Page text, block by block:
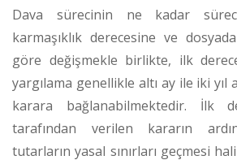
Dava sürecinin ne kadar
karmaşıklık derecesine ve
göre değişmekle birlikte, ilk
yargılama genellikle altı ay ile iki yıl
karara bağlanabilmektedir. İlk
tarafından verilen kararın
tutarların yasal sınırları geçmesi